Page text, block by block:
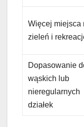
Więcej miejsca
zieleń i
Dopasowanie
wąskich lub
nieregularnych
działek